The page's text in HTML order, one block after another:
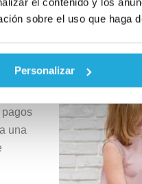
sobre el uso que haga
Personalizar
una